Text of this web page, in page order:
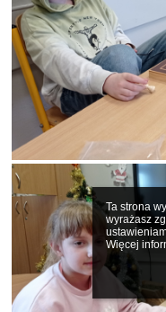
Ta strona
wyrażasz
Więcej